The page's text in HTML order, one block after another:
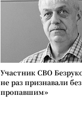
Участник СВО
не раз признавали
пропавшим»